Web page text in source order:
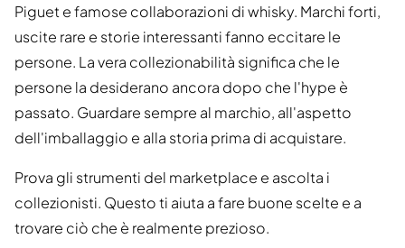
Piguet e famose collaborazioni di whisky. Marchi forti,
uscite rare e storie interessanti fanno eccitare le
persone. La vera collezionabilità significa che le
persone la desiderano ancora dopo che l'hype è
passato. Guardare sempre al marchio, all'aspetto
dell'imballaggio e alla storia prima di acquistare.
Prova gli strumenti del marketplace e ascolta i
collezionisti. Questo ti aiuta a fare buone scelte e a
trovare ciò che è realmente prezioso.